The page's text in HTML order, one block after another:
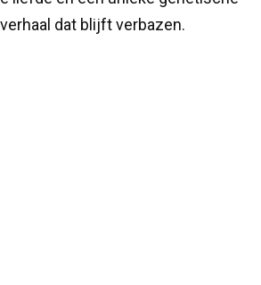
dat blijft verbazen.